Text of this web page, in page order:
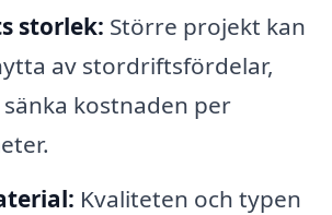
storlek: Större projekt kan
av stordriftsfördelar,
kostnaden per
Kvaliteten och typen